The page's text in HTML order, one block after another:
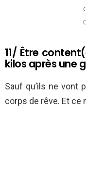
11/ Être
kilos après une
Sauf qu’ils ne vont
corps de rêve. Et ce